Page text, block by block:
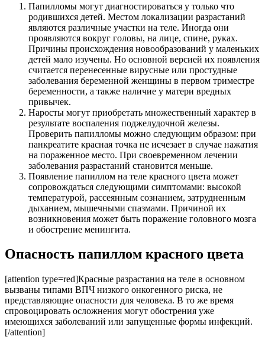
Папилломы могут диагностироваться у только что
родившихся детей. Местом локализации разрастаний
являются различные участки на теле. Иногда они
проявляются вокруг головы, на лице, спине, руках.
Причины происхождения новообразований у маленьких
детей мало изучены. Но основной версией их появления
считается перенесенные вирусные или простудные
заболевания беременной женщины в первом триместре
беременности, а также наличие у матери вредных
привычек.
Наросты могут приобретать множественный характер в
результате воспаления поджелудочной железы.
Проверить папилломы можно следующим образом: при
панкреатите красная точка не исчезает в случае нажатия
на пораженное место. При своевременном лечении
заболевания разрастаний становится меньше.
Появление папиллом на теле красного цвета может
сопровождаться следующими симптомами: высокой
температурой, рассеянным сознанием, затрудненным
дыханием, мышечными спазмами. Причиной их
возникновения может быть поражение головного мозга
и обострение менингита.
Опасность папиллом красного цвета
[attention type=red]Красные разрастания на теле в основном
вызваны типами ВПЧ низкого онкогенного риска, не
представляющие опасности для человека. В то же время
спровоцировать осложнения могут обострения уже
имеющихся заболеваний или запущенные формы инфекций.
[/attention]